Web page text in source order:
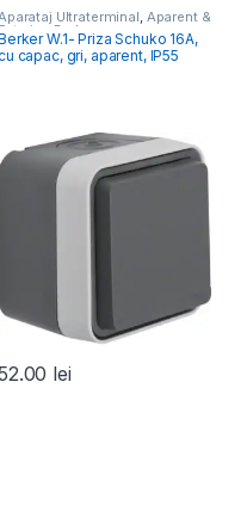
Ultraterminal, Aparent &
,Berker
W.1- Priza Schuko 16A,
capac, gri, aparent, IP55
lei